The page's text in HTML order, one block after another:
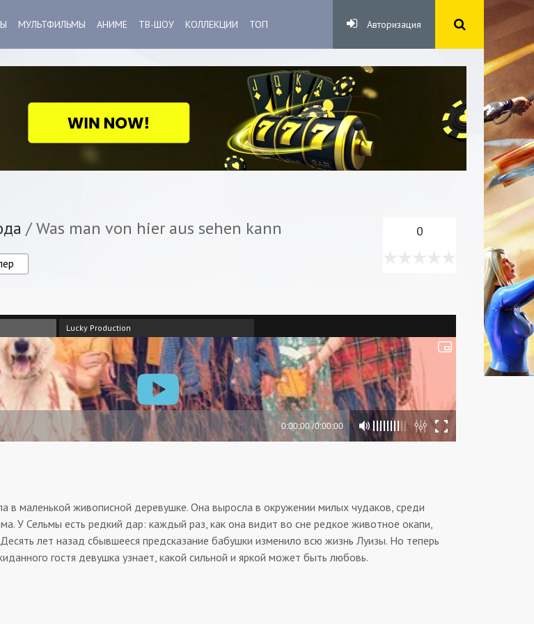
МУЛЬТФИЛЬМЫ АНИМЕ ТВ-ШОУ КОЛЛЕКЦИИ ТОП Авторизация
/ Was man von hier aus sehen kann 0
Lucky Production
в маленькой живописной деревушке. Она выросла в окружении милых чудаков, среди
У Сельмы есть редкий дар: каждый раз, как она видит во сне редкое животное окапи,
лет назад сбывшееся предсказание бабушки изменило всю жизнь Луизы. Но теперь
гостя девушка узнает, какой сильной и яркой может быть любовь.